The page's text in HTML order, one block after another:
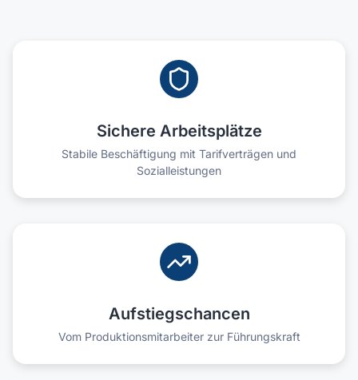
Sichere Arbeitsplätze
Stabile Beschäftigung mit Tarifverträgen und
Sozialleistungen
Aufstiegschancen
Vom Produktionsmitarbeiter zur Führungskraft